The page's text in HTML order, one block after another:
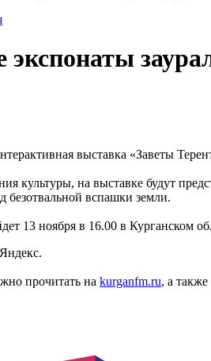
выставка «Заветы
культуры, на выставке будут
безотвальной вспашки земли.
13 ноября в 16.00 в Курганском
прочитать на kurganfm.ru, а также